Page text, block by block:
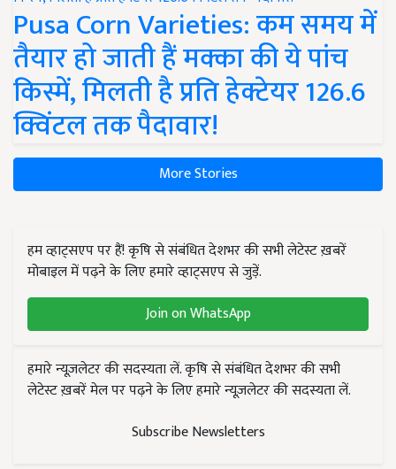
Pusa Corn Varieties: कम समय में
तैयार हो जाती हैं मक्का की ये पांच
किस्में, मिलती है प्रति हेक्टेयर 126.6
क्विंटल तक पैदावार!
More Stories
हम व्हाट्सएप पर हैं! कृषि से संबंधित देशभर की सभी लेटेस्ट ख़बरें
मोबाइल में पढ़ने के लिए हमारे व्हाट्सएप से जुड़ें.
Join on WhatsApp
हमारे न्यूज़लेटर की सदस्यता लें. कृषि से संबंधित देशभर की सभी
लेटेस्ट ख़बरें मेल पर पढ़ने के लिए हमारे न्यूज़लेटर की सदस्यता लें.
Subscribe Newsletters